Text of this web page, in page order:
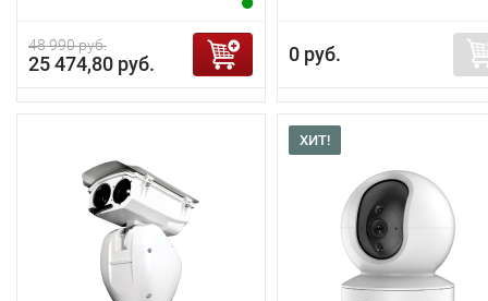
48 990 руб.
25 474,80 руб. 0 руб.
ХИТ!